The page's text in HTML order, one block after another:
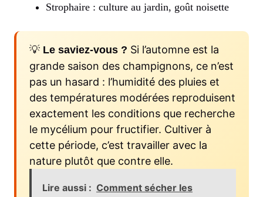
Strophaire : culture au jardin, goût noisette
💡 Le saviez-vous ? Si l’automne est la
grande saison des champignons, ce n’est
pas un hasard : l’humidité des pluies et
des températures modérées reproduisent
exactement les conditions que recherche
le mycélium pour fructifier. Cultiver à
cette période, c’est travailler avec la
nature plutôt que contre elle.
Lire aussi : Comment sécher les